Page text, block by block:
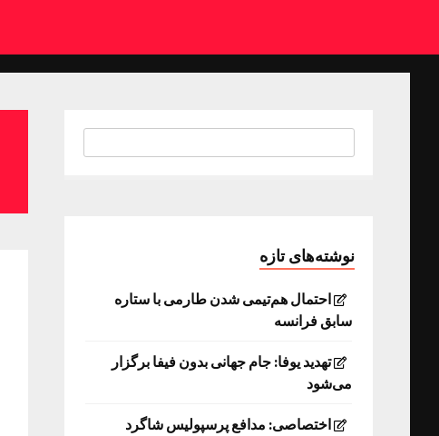
نوشته‌های تازه
احتمال هم‌تیمی شدن طارمی با ستاره
سابق فرانسه
تهدید یوفا: جام جهانی بدون فیفا برگزار
می‌شود
اختصاصی: مدافع پرسپولیس شاگرد